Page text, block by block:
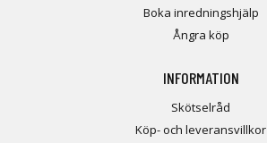
Boka inredningshjälp
Ångra köp
INFORMATION
Skötselråd
Köp- och leveransvillkor